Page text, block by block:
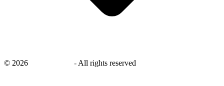
© 2026 -All rights reserved